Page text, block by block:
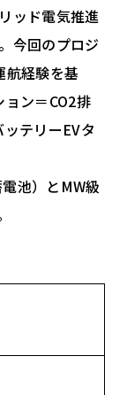
ッド電気推進
今回のプロジ
航経験を基
ン＝CO2排
テリーEVタ
池）とMW級